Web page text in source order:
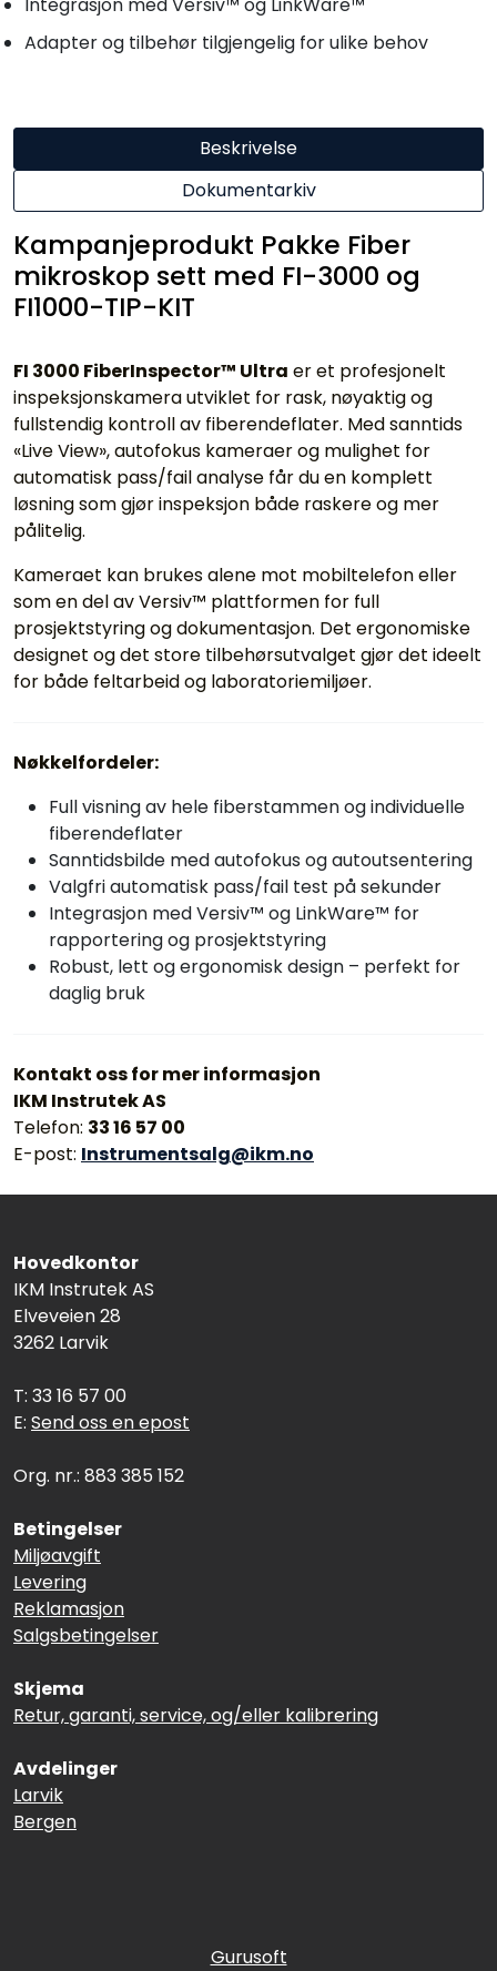
Adapter og tilbehør tilgjengelig for ulike behov
Beskrivelse
Dokumentarkiv
Kampanjeprodukt Pakke Fiber
mikroskop sett med FI-3000 og
FI1000-TIP-KIT
FI 3000 FiberInspector™ Ultra er et profesjonelt
inspeksjonskamera utviklet for rask, nøyaktig og
fullstendig kontroll av fiberendeflater. Med sanntids
«Live View», autofokus kameraer og mulighet for
automatisk pass/fail analyse får du en komplett
løsning som gjør inspeksjon både raskere og mer
pålitelig.
Kameraet kan brukes alene mot mobiltelefon eller
som en del av Versiv™ plattformen for full
prosjektstyring og dokumentasjon. Det ergonomiske
designet og det store tilbehørsutvalget gjør det ideelt
for både feltarbeid og laboratoriemiljøer.
Nøkkelfordeler:
Full visning av hele fiberstammen og individuelle
fiberendeflater
Sanntidsbilde med autofokus og autoutsentering
Valgfri automatisk pass/fail test på sekunder
Integrasjon med Versiv™ og LinkWare™ for
rapportering og prosjektstyring
Robust, lett og ergonomisk design – perfekt for
daglig bruk
Kontakt oss for mer informasjon
IKM Instrutek AS
Telefon: 33 16 57 00
E-post: Instrumentsalg@ikm.no
Hovedkontor
IKM Instrutek AS
Elveveien 28
3262 Larvik
T: 33 16 57 00
E: Send oss en epost
Org. nr.: 883 385 152
Betingelser
Miljøavgift
Levering
Reklamasjon
Salgsbetingelser
Skjema
Retur, garanti, service, og/eller kalibrering
Avdelinger
Larvik
Bergen
Gurusoft